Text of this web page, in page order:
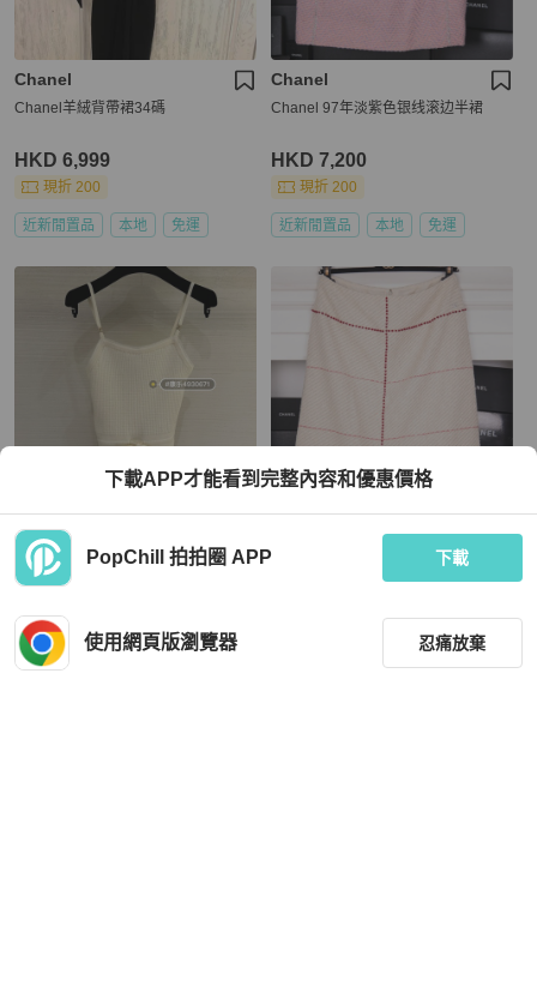
Chanel
Chanel羊絨背帶裙34碼
HKD 6,999
現折 200
近新閒置品 本地 免運
Chanel
Chanel 97年淡紫色银线滚边半裙
HKD 7,200
現折 200
近新閒置品 本地 免運
Chanel
Chanel香奈兒24A手工坊白色吊帶
現折 200
全新品
乌龙中古｜Chanel 00年奶白色红宝石
本地 免運
下載APP才能看到完整內容和優惠價格
PopChill 拍拍圈 APP 下載
使用網頁版瀏覽器 忍痛放棄